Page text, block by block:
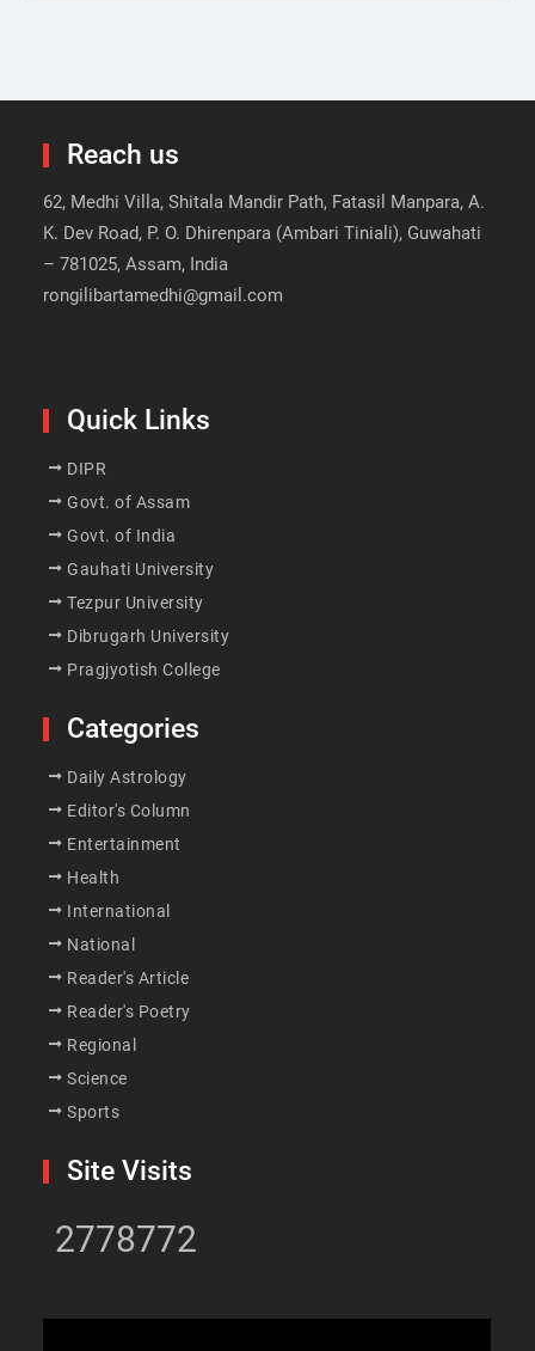
Reach us
62, Medhi Villa, Shitala Mandir Path, Fatasil Manpara, A.
K. Dev Road, P. O. Dhirenpara (Ambari Tiniali), Guwahati
– 781025, Assam, India
rongilibartamedhi@gmail.com
Quick Links
DIPR
Govt. of Assam
Govt. of India
Gauhati University
Tezpur University
Dibrugarh University
Pragjyotish College
Categories
Daily Astrology
Editor's Column
Entertainment
Health
International
National
Reader's Article
Reader's Poetry
Regional
Science
Sports
Site Visits
2778772